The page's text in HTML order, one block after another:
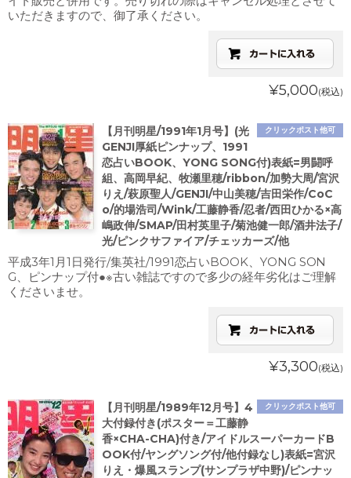
いただきますので、御了承ください。
¥5,000(税込)
クリックポスト他可
【月刊明星/1991年1月号】(光
GENJI厚紙ピンナップ、1991
恋占いBOOK、YONG SONG付)表紙=男闘呼
組、高岡早紀、牧瀬里穂/ribbon/加勢大周/宮沢
りえ/萩原聖人/GENJI/中山美穂/吉田栄作/CoC
o/的場浩司/Wink/工藤静香/忍者/西田ひかる×高
嶋政伸/SMAP/田村英里子/菊池健一郎/酒井法子/
光/ピンクサファイア/チェッカーズ/他
平成3年1月1日発行/集英社/1991恋占いBOOK、YONG SON
G、ピンナップ付●※古い雑誌ですので多少の経年劣化はご理解
くださいませ。
¥3,300(税込)
クリックポスト他可
【月刊明星/1989年12月号】4
大付録付き(ポスター＝工藤静
香×CHA-CHA)付き/アイドルスーパーカードB
OOK付/ヤングソング付/他付録なし)表紙=宮沢
りえ・爆風スランプ(サンプラザ中野)/ピンナッ